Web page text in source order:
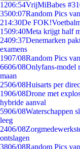
1206:54VrijMiBabes
3500:07Random Pics
214:30De
1509:40Meta krijgt half
2409:37Denemarken
examens
1907/08Random Pics
6606/08Onlyfans-model
maan
2506/08Huisarts per
1906/08Drone met
hybride aanval
5906/08Waterschappen
leeg
2406/08
ontslagen
3806/08Random Pics